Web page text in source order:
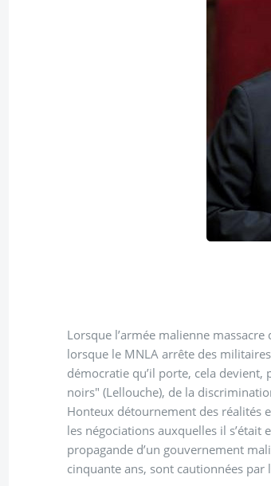
Lorsque l’armée malienne massacre
lorsque le MNLA arrête des
démocratie qu’il porte, cela
noirs" (Lellouche), de la
Honteux détournement des réalités
les négociations auxquelles il s’était engagé. Assez
propagande d’un gouvernement
cinquante ans, sont cautionnées